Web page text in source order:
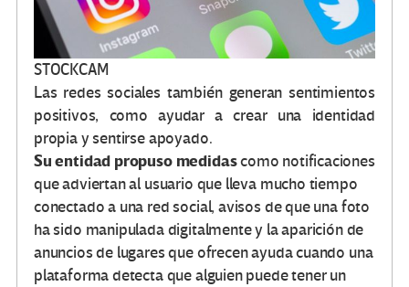
STOCKCAM
Las redes sociales también generan sentimientos
positivos, como ayudar a crear una identidad
propia y sentirse apoyado.
Su entidad propuso medidascomo notificaciones
que adviertan al usuario que lleva mucho tiempo
conectado a una red social, avisos de que una foto
ha sido manipulada digitalmente y la aparición de
anuncios de lugares que ofrecen ayuda cuando una
plataforma detecta que alguien puede tener un